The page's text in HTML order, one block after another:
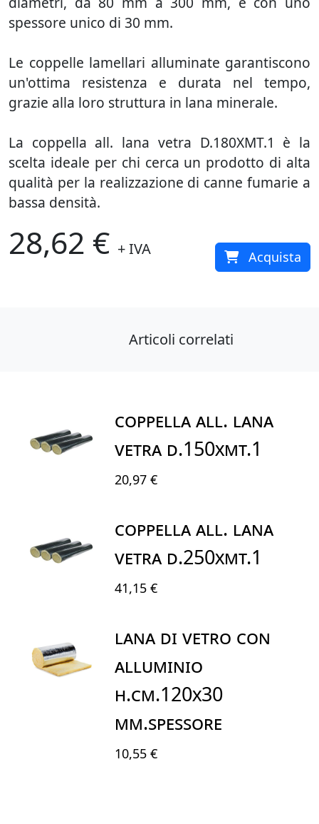
spessore unico di 30 mm.
Le coppelle lamellari alluminate garantiscono
un'ottima resistenza e durata nel tempo,
grazie alla loro struttura in lana minerale.
La coppella all. lana vetra D.180XMT.1 è la
scelta ideale per chi cerca un prodotto di alta
qualità per la realizzazione di canne fumarie a
bassa densità.
28,62 € + IVA Acquista
Articoli correlati
COPPELLA ALL. LANA
VETRA D.150XMT.1
20,97 €
COPPELLA ALL. LANA
VETRA D.250XMT.1
41,15 €
LANA DI VETRO CON
ALLUMINIO
H.cm.120x30
mm.spessore
10,55 €